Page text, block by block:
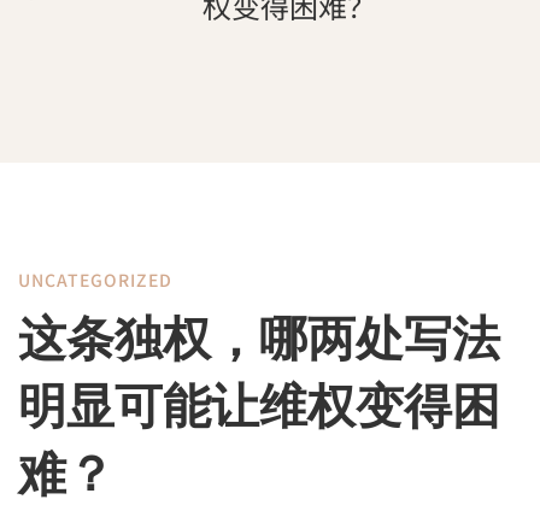
这
条
独
UNCATEGORIZED
这条独权，哪两处写法
明显可能让维权变得困
难？